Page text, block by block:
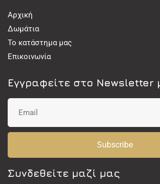
Αρχική
Δωμάτια
Το κατάστημα μας
Επικοινωνία
Εγγραφείτε στο Newsletter
Subscribe
Συνδεθείτε μαζί μας